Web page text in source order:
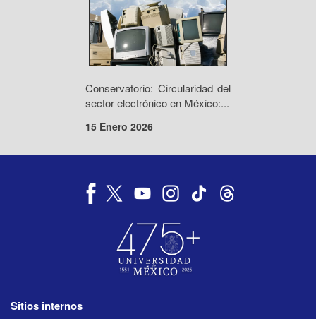
Conservatorio: Circularidad del
sector electrónico en México:...
15 Enero 2026
Sitios internos